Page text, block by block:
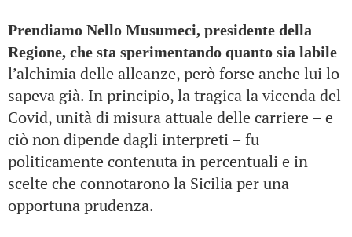
Prendiamo Nello Musumeci, presidente della
Regione, che sta sperimentando quanto sia labile
l’alchimia delle alleanze, però forse anche lui lo
sapeva già. In principio, la tragica la vicenda del
Covid, unità di misura attuale delle carriere – e
ciò non dipende dagli interpreti – fu
politicamente contenuta in percentuali e in
scelte che connotarono la Sicilia per una
opportuna prudenza.